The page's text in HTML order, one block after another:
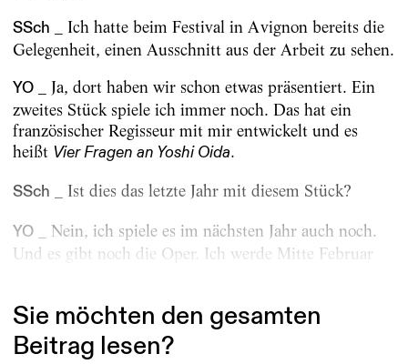
SSch _ Ich hatte beim Festival in Avignon bereits die
Gelegenheit, einen Ausschnitt aus der Arbeit zu sehen.
YO_ Ja, dort haben wir schon etwas präsentiert. Ein
zweites Stück spiele ich immer noch. Das hat ein
französischer Regisseur mit mir entwickelt und es
heißt Vier Fragen an Yoshi Oida.
SSch _ Ist dies das letzte Jahr mit diesem Stück?
YO_ Nein, ich spiele es im nächsten Jahr auch noch.
Und es gibt noch die Oper. Ich werde Mitte Februar
Sie möchten den gesamten
Beitrag lesen?